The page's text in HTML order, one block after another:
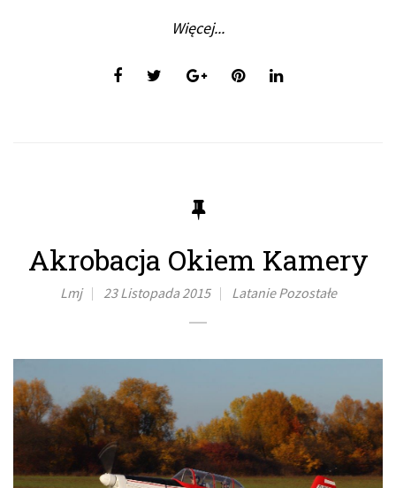
Więcej...
Akrobacja Okiem Kamery
Lmj 23 Listopada 2015 Latanie Pozostałe